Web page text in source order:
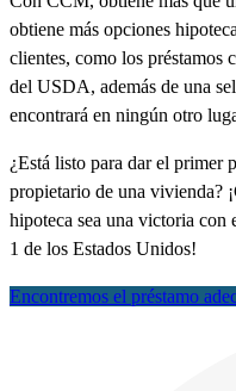
obtiene más opciones
clientes, como los
del USDA, además de una
encontrará en ningún otro
¿Está listo para dar el primer
propietario de una vivienda?
hipoteca sea una victoria con
1 de los Estados Unidos!
Encontremos el préstamo